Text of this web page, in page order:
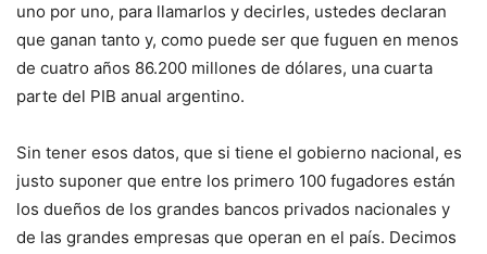
uno por uno, para llamarlos y decirles, ustedes declaran
que ganan tanto y, como puede ser que fuguen en menos
de cuatro años 86.200 millones de dólares, una cuarta
parte del PIB anual argentino.
Sin tener esos datos, que si tiene el gobierno nacional, es
justo suponer que entre los primero 100 fugadores están
los dueños de los grandes bancos privados nacionales y
de las grandes empresas que operan en el país. Decimos